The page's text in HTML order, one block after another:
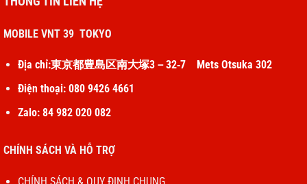
Giá thành hợp lý
Năm 2019, Apple tung iPhone 11 ra toàn cầu với mức giá
dự kiến là khoảng 16 triệu cho phiên bản 64GB. Hiện nay,
điểm hiện tại thì mức giá của iPhone 11 đã hạ khá nhiều
MOBILE VNT 39 TOKYO
Địa chỉ:東京都豊島区南大塚3－32‐7 Mets Otsuka 302
Điện thoại: 080 9426 4661
Zalo: 84 982 020 082
CHÍNH SÁCH VÀ HỖ TRỢ